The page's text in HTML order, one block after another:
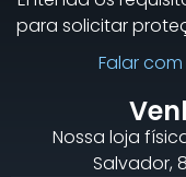
para solicitar
Falar
Nossa loja
Salvador,